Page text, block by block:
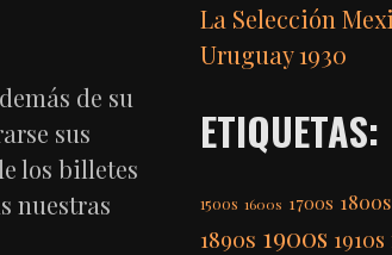
de su
sus
los billetes
nuestras
La Selección
Uruguay 1930
ETIQUETAS:
1500s 1600s 1700s 1800s
1890s 1900s 1910s